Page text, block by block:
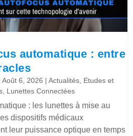
automatique : entre
Août 6, 2026 |Actualités, Etudes et
, Lunettes Connectées
: les lunettes à mise au
dispositifs médicaux
leur puissance optique en temps